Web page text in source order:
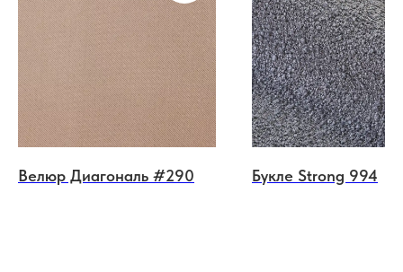
Велюр Диагональ #290 Букле Strong 994